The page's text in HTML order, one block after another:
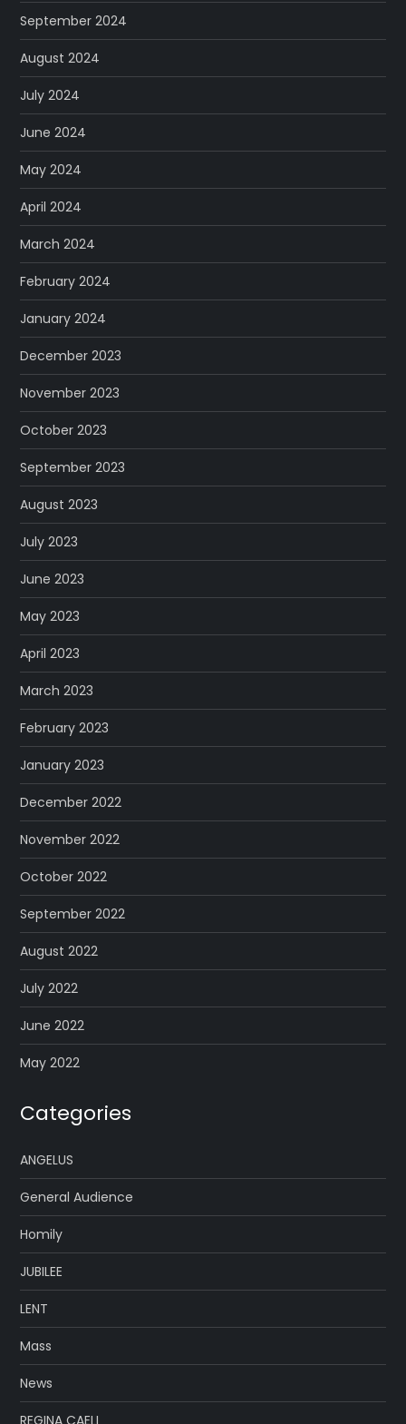
September 2024
August 2024
July 2024
June 2024
May 2024
April 2024
March 2024
February 2024
January 2024
December 2023
November 2023
October 2023
September 2023
August 2023
July 2023
June 2023
May 2023
April 2023
March 2023
February 2023
January 2023
December 2022
November 2022
October 2022
September 2022
August 2022
July 2022
June 2022
May 2022
Categories
ANGELUS
General Audience
Homily
JUBILEE
LENT
Mass
News